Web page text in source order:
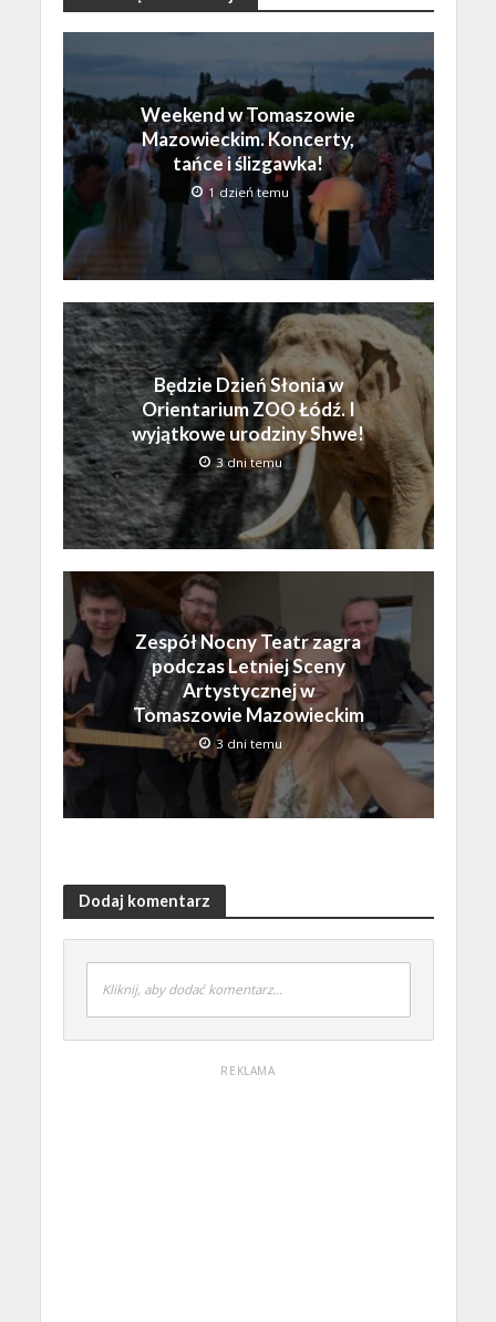
Weekend w Tomaszowie
Mazowieckim. Koncerty,
tańce i ślizgawka!
1 dzień temu
Będzie Dzień Słonia w
Orientarium ZOO Łódź. I
wyjątkowe urodziny Shwe!
3 dni temu
Zespół Nocny Teatr zagra
podczas Letniej Sceny
Artystycznej w
Tomaszowie Mazowieckim
3 dni temu
Dodaj komentarz
Kliknij, aby dodać komentarz...
REKLAMA